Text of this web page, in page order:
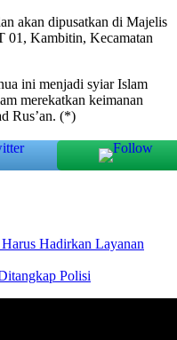
akan dipusatkan di Majelis
01, Kambitin, Kecamatan
ini menjadi syiar Islam
merekatkan keimanan
Rus’an. (*)
Hadirkan Layanan
Polisi